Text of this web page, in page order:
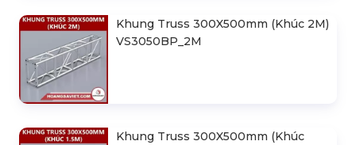
Khung Truss 300X500mm (Khúc 2M)
VS3050BP_2M
Khung Truss 300X500mm (Khúc